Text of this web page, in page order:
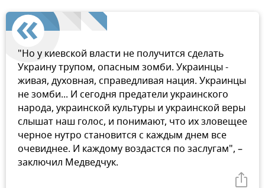
"Но у киевской власти не получится сделать
Украину трупом, опасным зомби. Украинцы -
живая, духовная, справедливая нация. Украинцы
не зомби... И сегодня предатели украинского
народа, украинской культуры и украинской веры
слышат наш голос, и понимают, что их зловещее
черное нутро становится с каждым днем все
очевиднее. И каждому воздастся по заслугам", –
заключил Медведчук.